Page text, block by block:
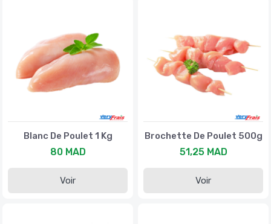
Blanc De Poulet 1 Kg
80 MAD
Voir
Brochette De Poulet 500g
51,25 MAD
Voir